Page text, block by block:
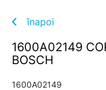
înapoi
1600A02149
BOSCH
1600A02149